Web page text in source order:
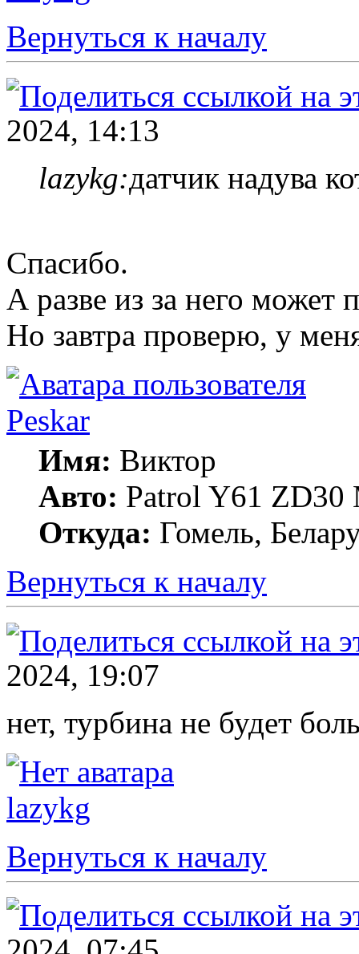
Вернуться к началу
2024, 14:13
lazykg:датчик надува
Спасибо.
А разве из за него может
Но завтра проверю, у
Peskar
Имя: Виктор
Авто: Patrol Y61
Откуда: Гомель,
Вернуться к началу
2024, 19:07
нет, турбина не будет
lazykg
Вернуться к началу